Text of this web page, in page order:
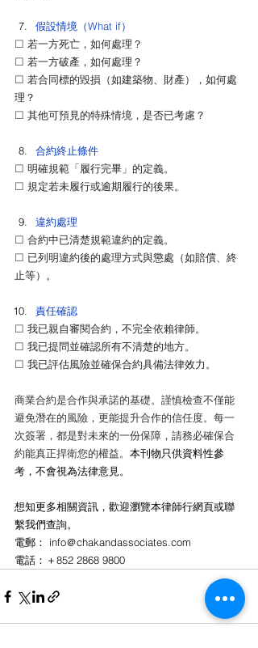
假設情境（What if）
☐ 若一方死亡，如何處理？
☐ 若一方破產，如何處理？
☐ 若合同標的毀損（如建築物、財產），如何處
理？
☐ 其他可預見的特殊情境，是否已考慮？
合約終止條件
☐ 明確規範「履行完畢」的定義。
☐ 規定若未履行或逾期履行的後果。
違約處理
☐ 合約中已清楚規範違約的定義。
☐ 已列明違約後的處理方式與懲處（如賠償、終
止等）。
責任確認
☐ 我已親自審閱合約，不完全依賴律師。
☐ 我已提問並確認所有不清楚的地方。
☐ 我已評估風險並確保合約具備法律效力。
商業合約是合作與承諾的基礎。謹慎檢查不僅能
避免潛在的風險，更能提升合作的信任度。每一
次簽署，都是對未來的一份保障，請務必確保合
約能真正捍衛您的權益。 本刊物只供資料性參
考，不會視為法律意見。
想知更多相關資訊，歡迎瀏覽本律師行網頁或聯
繫我們查詢。
電郵： info＠chakandassociates.com
電話：＋852 2868 9800